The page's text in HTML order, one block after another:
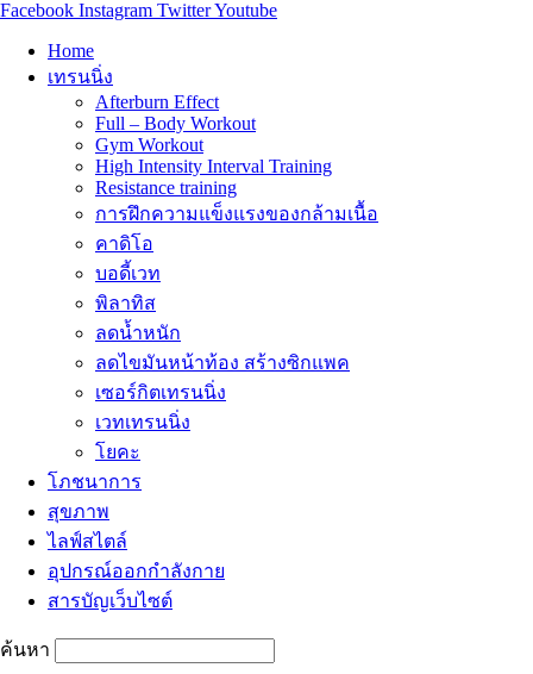
Facebook Instagram TwitterYoutube
Home
เทรนนิ่ง
Afterburn Effect
Full – Body Workout
Gym Workout
High Intensity Interval Training
Resistance training
การฝึกความแข็งแรงของกล้ามเนื้อ
คาดิโอ
บอดี้เวท
พิลาทิส
ลดน้ำหนัก
ลดไขมันหน้าท้อง สร้างซิกแพค
เซอร์กิตเทรนนิ่ง
เวทเทรนนิ่ง
โยคะ
โภชนาการ
สุขภาพ
ไลฟ์สไตล์
อุปกรณ์ออกกำลังกาย
สารบัญเว็บไซต์
ค้นหา